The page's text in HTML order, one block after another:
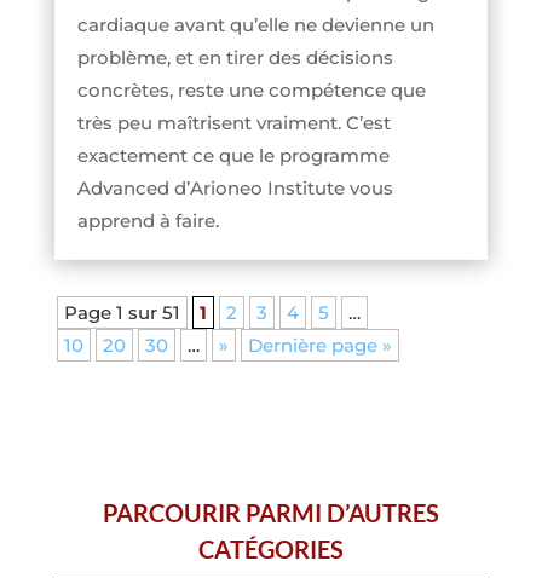
cardiaque avant qu’elle ne devienne un
problème, et en tirer des décisions
concrètes, reste une compétence que
très peu maîtrisent vraiment. C’est
exactement ce que le programme
Advanced d’Arioneo Institute vous
apprend à faire.
Page 1 sur 51 1 2 3 4 5
…
10
20 30 … » Dernière page »
PARCOURIR PARMI D’AUTRES
CATÉGORIES